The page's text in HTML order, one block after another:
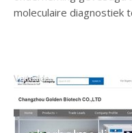
moleculaire diagnostiek